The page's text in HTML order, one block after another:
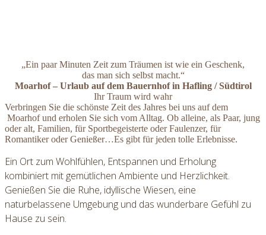
„Ein paar Minuten Zeit zum Träumen ist wie ein Geschenk,
das man sich selbst macht.“
Moarhof – Urlaub auf dem Bauernhof in Hafling / Südtirol
Ihr Traum wird wahr
Verbringen Sie die schönste Zeit des Jahres bei uns auf dem
Moarhof und erholen Sie sich vom Alltag. Ob alleine, als Paar, jung
oder alt, Familien, für Sportbegeisterte oder Faulenzer, für
Romantiker oder Genießer…Es gibt für jeden tolle Erlebnisse.
Ein Ort zum Wohlfühlen, Entspannen und Erholung
kombiniert mit gemütlichen Ambiente und Herzlichkeit.
Genießen Sie die Ruhe, idyllische Wiesen, eine
naturbelassene Umgebung und das wunderbare Gefühl zu
Hause zu sein.